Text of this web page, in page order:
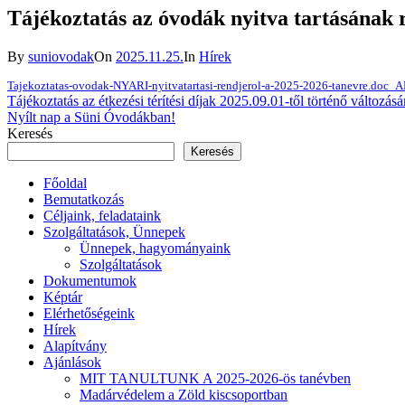
Tájékoztatás az óvodák nyitva tartásának
By suniovodakOn 2025.11.25.In Hírek
Tajekoztatas-ovodak-NYARI-nyitvatartasi-rendjerol-a-2025-2026-
Bejegyzés
navigáció
Tájékoztatás az étkezési térítési díjak 2025.09.01-től történő
Nyílt nap a Süni Óvodákban!
Keresés
Keresés
Főoldal
Bemutatkozás
Céljaink, feladataink
Szolgáltatások, Ünnepek
Ünnepek, hagyományaink
Szolgáltatások
Dokumentumok
Képtár
Elérhetőségeink
Hírek
Alapítvány
Ajánlások
MIT TANULTUNK A 2025-2026-ös tanévben
Madárvédelem a Zöld kiscsoportban